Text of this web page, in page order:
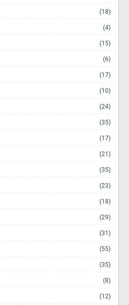
(18)
(4)
(15)
(6)
(17)
(10)
(24)
(35)
(17)
(21)
(35)
(23)
(18)
(29)
(31)
(55)
(35)
(8)
(12)